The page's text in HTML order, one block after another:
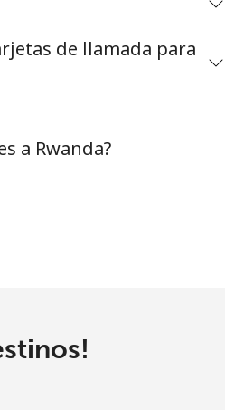
de llamada para
a Rwanda?